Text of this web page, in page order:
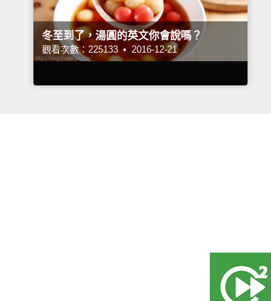
冬至到了，湯圓的英文你會說嗎？
觀看次數：225133 • 2016-12-21